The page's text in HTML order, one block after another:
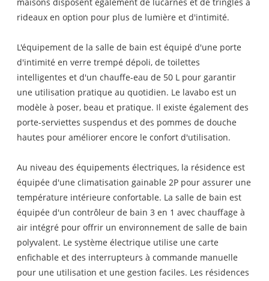
rideaux en option pour plus de lumière et d'intimité.
L'équipement de la salle de bain est équipé d'une porte
d'intimité en verre trempé dépoli, de toilettes
intelligentes et d'un chauffe-eau de 50 L pour garantir
une utilisation pratique au quotidien. Le lavabo est un
modèle à poser, beau et pratique. Il existe également des
porte-serviettes suspendus et des pommes de douche
hautes pour améliorer encore le confort d'utilisation.
Au niveau des équipements électriques, la résidence est
équipée d'une climatisation gainable 2P pour assurer une
température intérieure confortable. La salle de bain est
équipée d'un contrôleur de bain 3 en 1 avec chauffage à
air intégré pour offrir un environnement de salle de bain
polyvalent. Le système électrique utilise une carte
enfichable et des interrupteurs à commande manuelle
pour une utilisation et une gestion faciles. Les résidences